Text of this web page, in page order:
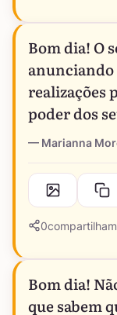
Bom dia! O
realizações
poder dos
Marianna
0
Bom dia!
que sabem